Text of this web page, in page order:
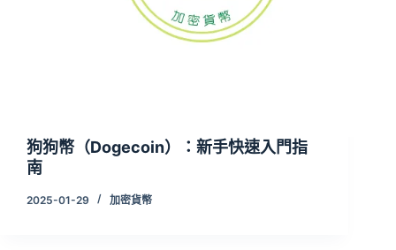
狗狗幣（Dogecoin）：新手快速入門指
南
2025-01-29 加密貨幣